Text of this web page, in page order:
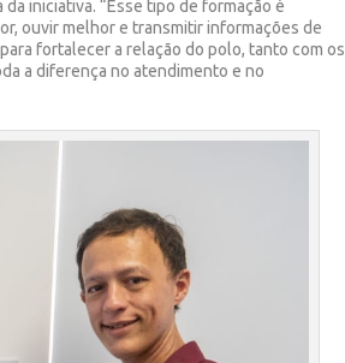
iniciativa. “Esse tipo de formação é
ouvir melhor e transmitir informações de
fortalecer a relação do polo, tanto com os
a diferença no atendimento e no